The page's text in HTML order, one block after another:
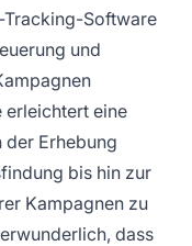
Software
und
erleichtert eine
der Erhebung
bis hin zur
Kampagnen zu
dass